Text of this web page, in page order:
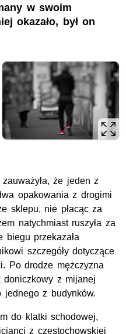
w swoim
okazało, był on
że jeden z
opakowania z drogimi
sklepu, nie płacąc za
natychmiast ruszyła za
biegu przekazała
szczegóły dotyczące
Po drodze mężczyzna
doniczkowy z mijanej
jednego z budynków.
do klatki schodowej,
z częstochowskiej